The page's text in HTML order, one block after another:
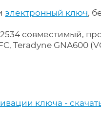
электронный ключ,
совместимый,
Teradyne GNA600
ключа -